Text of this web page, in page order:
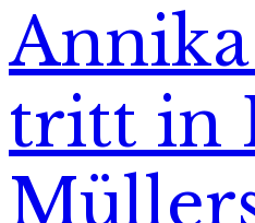
tritt in